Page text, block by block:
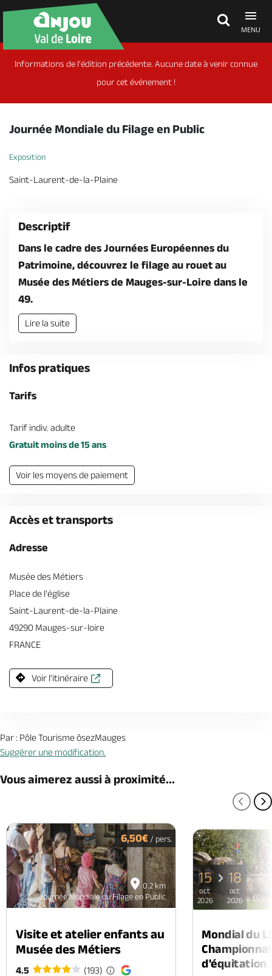
MENU
Découvrir
Agenda
Billetterie en ligne
Brochures & Cartes Offices de tourisme
Informations de l'édition précédente. Aucune date à venir connue
pour cet événement !
Journée Mondiale du Filage en Public
Exposition
Saint-Laurent-de-la-Plaine
Descriptif
Dans le cadre des Journées Européennes du
Patrimoine, découvrez le filage au rouet au
Musée des Métiers de Mauges-sur-Loire dans le
49.
Lire la suite
Infos pratiques
Tarifs
Tarif indiv. adulte
Gratuit moins de 15 ans
Voir les moyens de paiement
Accès et transports
Adresse
Musée des Métiers
Place de l'église
Saint-Laurent-de-la-Plaine
49290 Mauges-sur-loire
FRANCE
Voir l'itinéraire
Par : Pôle Tourisme ôsezMauges
Suggérer une modification.
Vous aimerez aussi à proximité...
0.2 km
Journée Mondiale du Filage en Public
6,50€ / pers.
Visite et atelier enfants au
Musée des Métiers
4.5 (193)
Journée
15
oct
2026
18
oct
2026
Mondial du
d'équitation